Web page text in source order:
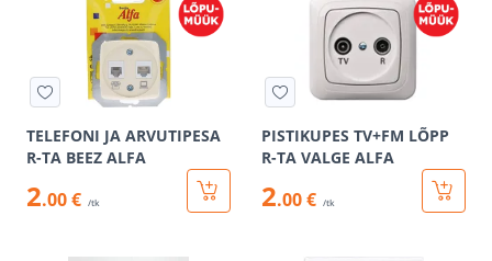
TELEFONI JA ARVUTIPESA
R-TA BEEZ ALFA
2.00 € /tk
PISTIKUPES TV+FM LÕPP
R-TA VALGE ALFA
2.00 € /tk